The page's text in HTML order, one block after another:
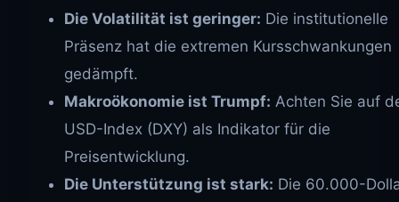
Die Volatilität ist geringer: Die institutionelle
Präsenz hat die extremen Kursschwankungen
gedämpft.
Makroökonomie ist Trumpf: Achten Sie auf
USD-Index (DXY) als Indikator für die
Preisentwicklung.
Die Unterstützung ist stark: Die 60.000-